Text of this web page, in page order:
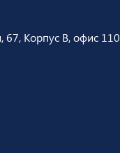
67, Корпус В, офис 110